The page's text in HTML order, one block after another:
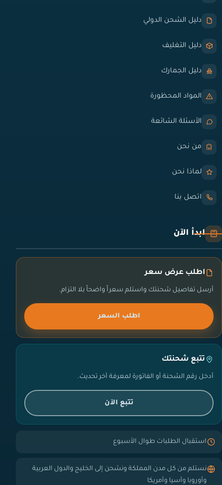
دليل الشحن الدولي
دليل التغليف
دليل الجمارك
المواد المحظورة
الأسئلة الشائعة
من نحن
لماذا نحن
اتصل بنا
ابدأ الآن
اطلب عرض سعر
أرسل تفاصيل شحنتك واستلم سعراً واضحاً بلا التزام.
اطلب السعر
تتبع شحنتك
أدخل رقم الشحنة أو الفاتورة لمعرفة آخر تحديث.
تتبع الآن
استقبال الطلبات طوال الأسبوع
نستلم من كل مدن المملكة ونشحن إلى الخليج والدول العربية
وأوروبا وآسيا وأمريكا